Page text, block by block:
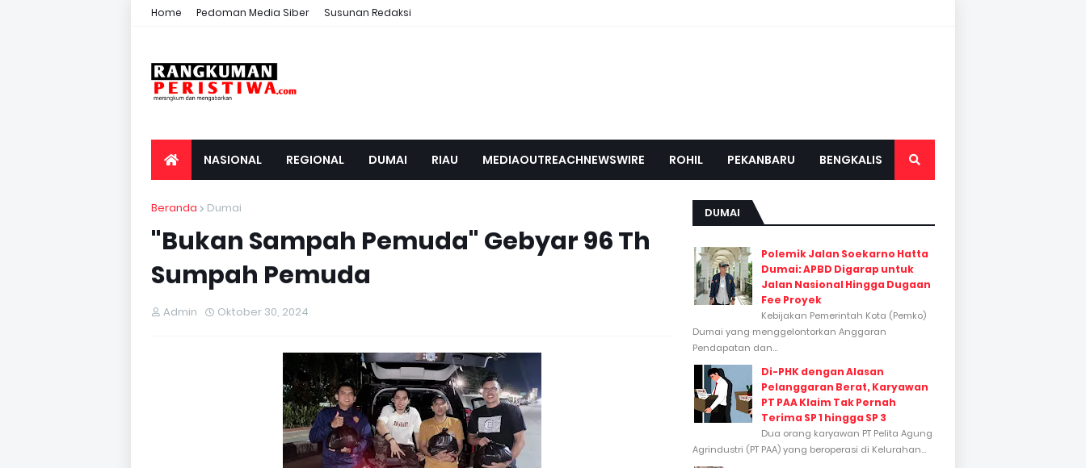
Home Pedoman Media Siber Susunan Redaksi
NASIONAL REGIONAL DUMAI RIAU MEDIAOUTREACHNEWSWIRE ROHIL PEKANBARU BENGKALIS
Beranda Dumai
"Bukan Sampah Pemuda" Gebyar 96 Th
Sumpah Pemuda
Admin Oktober 30, 2024
DUMAI
Polemik Jalan Soekarno Hatta
Dumai: APBD Digarap untuk
Jalan Nasional Hingga Dugaan
Fee Proyek
Kebijakan Pemerintah Kota (Pemko)
Dumai yang menggelontorkan Anggaran
Pendapatan dan...
Di-PHK dengan Alasan
Pelanggaran Berat, Karyawan
PT PAA Klaim Tak Pernah
Terima SP 1 hingga SP 3
Dua orang karyawan PT Pelita Agung
Agrindustri (PT PAA) yang beroperasi di Kelurahan...